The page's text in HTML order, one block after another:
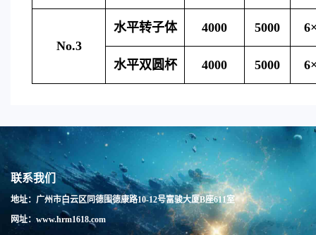
No.3
水平转子体 4000 5000
水平双圆杯 4000 5000
联系我们
地址：广州市白云区同德围德康路10-12号富骏大厦B座611室
网址：www.hrm1618.com